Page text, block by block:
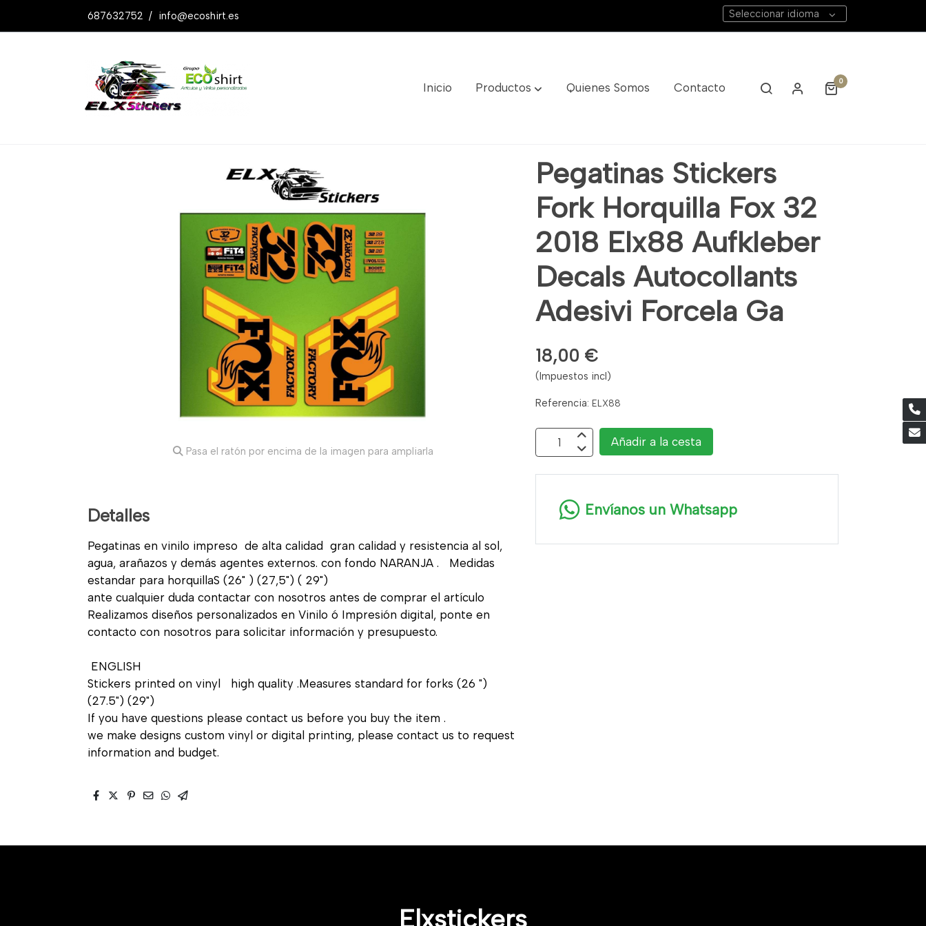
687632752 / info@ecoshirt.es Seleccionar idioma
Inicio Productos Quienes Somos Contacto 0
Productos Pegatinas Stickers Fork Horquilla Fox 32 2018 Elx88 Aufkleber Decals Autocollants Adesivi Forcela Ga
Pasa el ratón por encima de la imagen para ampliarla
Detalles
Pegatinas en vinilo impreso de alta calidad gran calidad y resistencia al sol,
agua, arañazos y demás agentes externos. con fondo NARANJA . Medidas
estandar para horquillaS (26" ) (27,5") ( 29")
ante cualquier duda contactar con nosotros antes de comprar el artículo
Realizamos diseños personalizados en Vinilo ó Impresión digital, ponte en
contacto con nosotros para solicitar información y presupuesto.
ENGLISH
Stickers printed on vinyl high quality .Measures standard for forks (26 ")
(27.5") (29")
If you have questions please contact us before you buy the item .
we make designs custom vinyl or digital printing, please contact us to request
information and budget.
Pegatinas Stickers
Fork Horquilla Fox 32
2018 Elx88 Aufkleber
Decals Autocollants
Adesivi Forcela Ga
18,00 €
(Impuestos incl)
Referencia: ELX88
Añadir a la cesta
Envíanos un Whatsapp
Elxstickers